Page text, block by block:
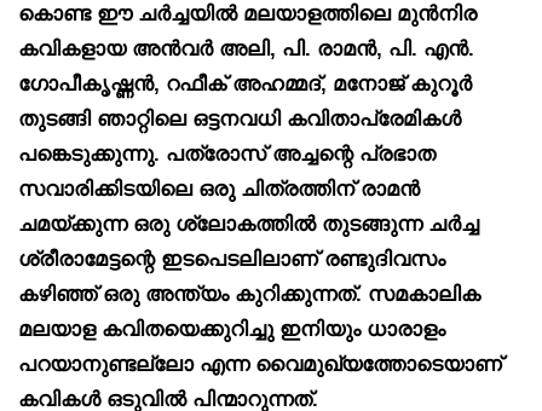
കൊണ്ട ഈ ചർച്ചയിൽ മലയാളത്തിലെ മുൻനിര
കവികളായ അൻവർ അലി, പി. രാമൻ, പി. എൻ.
ഗോപീകൃഷ്ണൻ, റഫീക് അഹമ്മദ്, മനോജ് കുറൂർ
തുടങ്ങി ഞാറ്റിലെ ഒട്ടനവധി കവിതാപ്രേമികൾ
പങ്കെടുക്കുന്നു. പത്രോസ് അച്ചന്റെ പ്രഭാത
സവാരിക്കിടയിലെ ഒരു ചിത്രത്തിന് രാമൻ
ചമയ്ക്കുന്ന ഒരു ശ്ലോകത്തിൽ തുടങ്ങുന്ന ചർച്ച
ശ്രീരാമേട്ടന്റെ ഇടപെടലിലാണ് രണ്ടുദിവസം
കഴിഞ്ഞ് ഒരു അന്ത്യം കുറിക്കുന്നത്. സമകാലിക
മലയാള കവിതയെക്കുറിച്ചു ഇനിയും ധാരാളം
പറയാനുണ്ടല്ലോ എന്ന വൈമുഖ്യത്തോടെയാണ്
കവികൾ ഒടുവിൽ പിന്മാറുന്നത്.